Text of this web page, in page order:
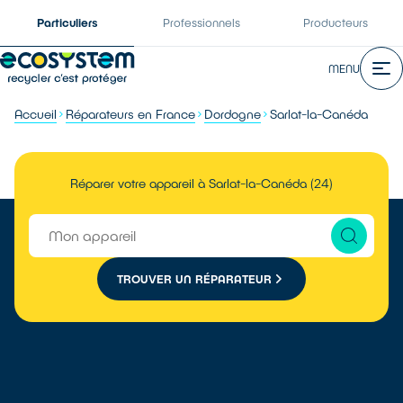
Particuliers Professionnels Producteurs
MENU
Accueil Réparateurs en France Dordogne Sarlat-la-Canéda
Réparer votre appareil à Sarlat-la-Canéda (24)
TROUVER UN RÉPARATEUR